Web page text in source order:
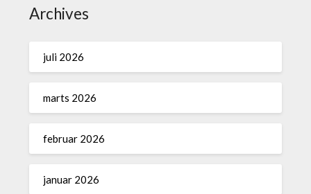
Archives
juli 2026
marts 2026
februar 2026
januar 2026